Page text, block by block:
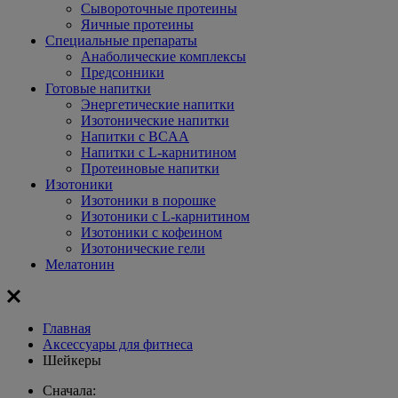
Сывороточные протеины
Яичные протеины
Специальные препараты
Анаболические комплексы
Предсонники
Готовые напитки
Энергетические напитки
Изотонические напитки
Напитки с BCAA
Напитки с L-карнитином
Протеиновые напитки
Изотоники
Изотоники в порошке
Изотоники с L-карнитином
Изотоники с кофеином
Изотонические гели
Мелатонин
Главная
Aксессуары для фитнеса
Шейкеры
Сначала: